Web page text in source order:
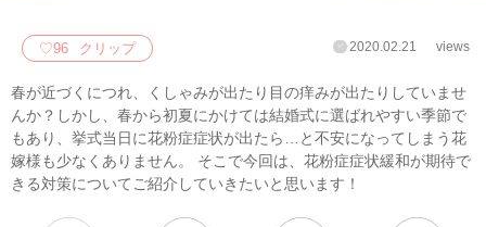
♡96 クリップ 2020.02.21 views
春が近づくにつれ、くしゃみが出たり目の痒みが出たりしていませ
んか？しかし、春から初夏にかけては結婚式に選ばれやすい季節で
もあり、挙式当日に花粉症症状が出たら…と不安になってしまう花
嫁様も少なくありません。 そこで今回は、花粉症症状緩和が期待で
きる対策についてご紹介していきたいと思います！